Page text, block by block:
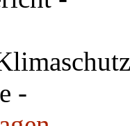
-